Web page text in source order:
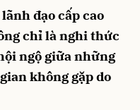
đạo cấp cao
chỉ là nghi thức
ngộ giữa những
không gặp do
Hủy Gửi